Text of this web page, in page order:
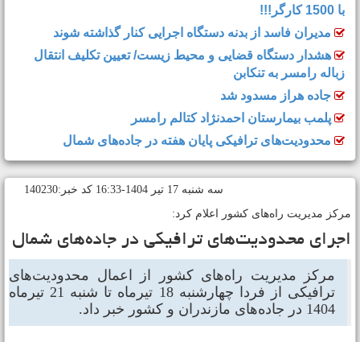
مدیران فاسد از بدنه دستگاه اجرایی کنار گذاشته شوند
هشدار دستگاه قضایی و محیط زیست/ تعیین تکلیف انتقال
زباله رامسر به تنکابن
جاده هراز مسدود شد
پلمب بیمارستان احمدنژاد کتالم رامسر
محدودیت‌های ترافیکی پایان هفته در جاده‌های شمال
سه شنبه 17 تير 1404-16:33 کد خبر:140230
مدیریت راه‌های کشور اعلام کرد:
محدودیت‌های ترافیکی در جاده‌های شمال
مرکز مدیریت راه‌های کشور از اعمال محدودیت‌های
ترافیکی از فردا چهارشنبه 18 تیرماه تا شنبه 21 تیرماه
1404 در جاده‌های مازندران و کشور خبر داد.